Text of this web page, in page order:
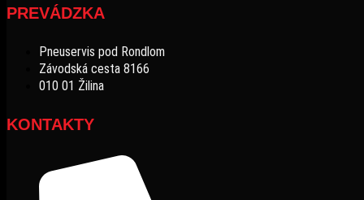
PREVÁDZKA
Pneuservis pod Rondlom
Závodská cesta 8166
010 01 Žilina
KONTAKTY